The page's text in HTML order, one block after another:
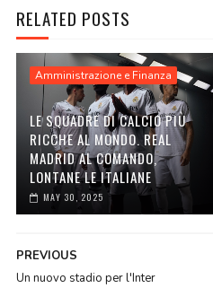
RELATED POSTS
Amministrazione e Finanza
LE SQUADRE DI CALCIO PIÙ
RICCHE AL MONDO. REAL
MADRID AL COMANDO,
LONTANE LE ITALIANE
MAY 30, 2025
PREVIOUS
Un nuovo stadio per l'Inter